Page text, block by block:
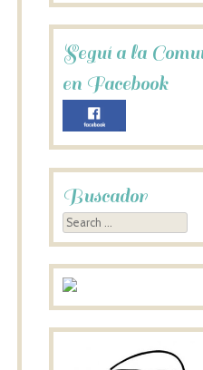
Seguí a la
en Facebook
Buscador
Search